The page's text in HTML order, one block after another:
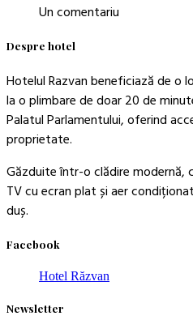
Un comentariu
Despre hotel
Hotelul Razvan beneficiază de o
la o plimbare de doar 20 de
Palatul Parlamentului, oferind
proprietate.
Găzduite într-o clădire modernă,
TV cu ecran plat și aer
duș.
Facebook
Hotel Răzvan
Newsletter